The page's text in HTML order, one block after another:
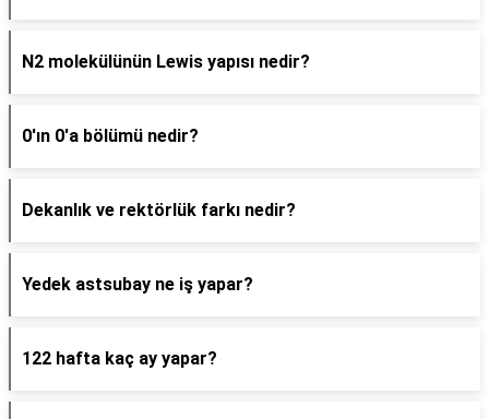
N2 molekülünün Lewis yapısı nedir?
0'ın 0'a bölümü nedir?
Dekanlık ve rektörlük farkı nedir?
Yedek astsubay ne iş yapar?
122 hafta kaç ay yapar?